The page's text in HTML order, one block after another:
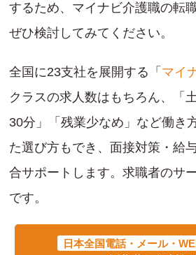
するため、マイナビ介護職の転
ぜひ検討してみてください。
全国に23支社を展開する「 マイ
クラスの求人数はもちろん、「
30分」「残業少なめ」など働き
た選び方もでき、面接対策・給
合サポートします。求職者のサ
です。
日本全国電話・メール・